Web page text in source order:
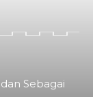
Sebagai